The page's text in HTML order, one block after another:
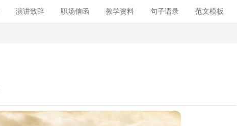
演讲致辞 职场信函 教学资料 句子语录 范文模板